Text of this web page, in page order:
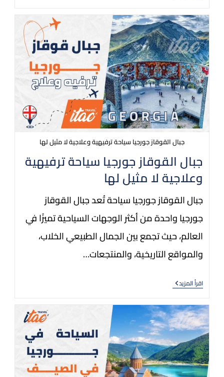
جبال القوقاز جورجيا سياحة ترفيهية وعلاجية لا مثيل لها
جبال القوقاز جورجيا سياحة ترفيهية
وعلاجية لا مثيل لها
جبال القوقاز جورجيا سياحة تُعد جبال القوقاز
جورجيا واحدة من أكثر الوجهات السياحية تميزًا في
العالم، حيث تجمع بين الجمال الطبيعي الخلاب،
والمواقع التاريخية، والمنتجعات…
اقرأ المزيد